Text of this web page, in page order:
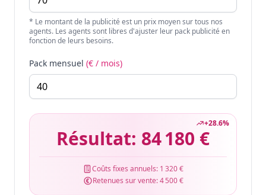
* Le montant de la publicité est un prix moyen sur tous nos
agents. Les agents sont libres d'ajuster leur pack publicité en
fonction de leurs besoins.
Pack mensuel (€ / mois)
+28.6%
Résultat: 84 180 €
Coûts fixes annuels: 1 320 €
Retenues sur vente:4 500 €